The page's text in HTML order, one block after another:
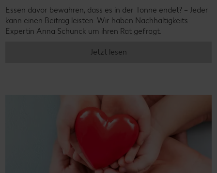
Essen davor bewahren, dass es in der Tonne endet? – Jeder
kann einen Beitrag leisten. Wir haben Nachhaltigkeits-
Expertin Anna Schunck um ihren Rat gefragt.
Jetzt lesen